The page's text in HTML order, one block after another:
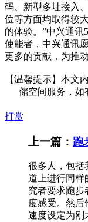
码、新型多址接入
位等方面均取得较
的体验。”中兴通讯
使能者，中兴通讯
更多的贡献，为推
【温馨提示】本文
储空间服务，如
打赏
上一篇： 跑
很多人，包括
道上进行同样
究者要求跑步
度感受。然后
速度设定为刚